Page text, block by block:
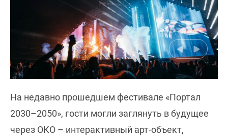
На недавно прошедшем фестивале «Портал
2030–2050», гости могли заглянуть в будущее
через ОКО – интерактивный арт-объект,